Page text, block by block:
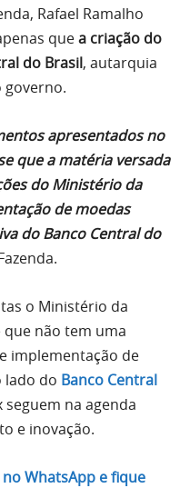
Rafael Ramalho
quea criação do
do Brasil, autarquia
apresentados no
que amatéria versada
do Ministério da
de moedas
do Banco Central do
o Ministério da
que não tem uma
implementação de
lado do Banco Central
seguem na agenda
e inovação.
WhatsApp e fique